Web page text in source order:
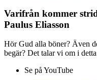
Varifrån kommer
Paulus Eliasson
Hör Gud alla böner? Även
begär? Det talar vi om i
Se på YouTube